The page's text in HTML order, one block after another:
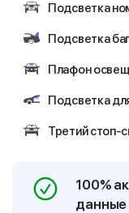
Подсветка
Подсветка
Плафон
Подсветка
Третий стоп-
100%
данные